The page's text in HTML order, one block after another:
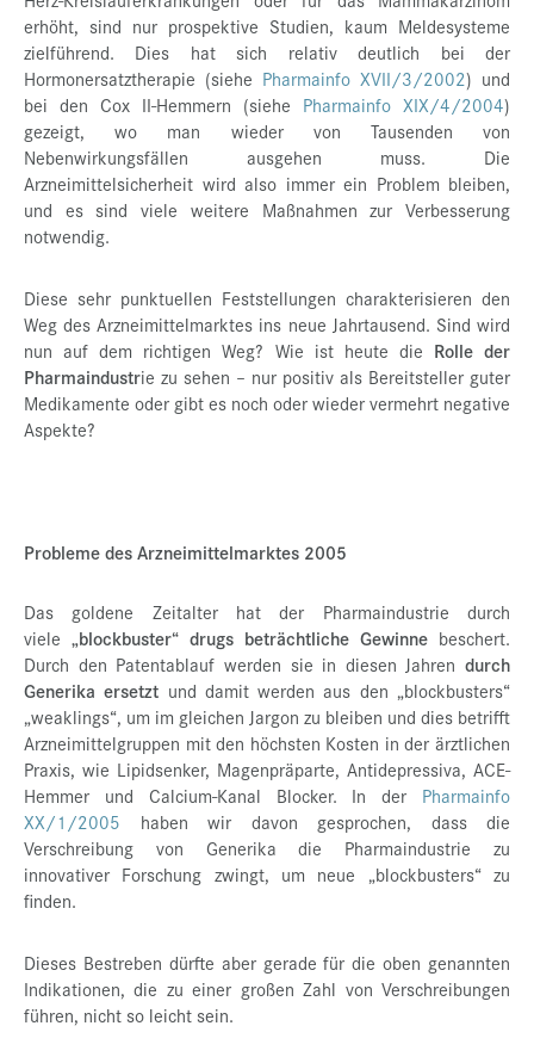
erhöht, sind nur prospektive Studien, kaum Meldesysteme
zielführend. Dies hat sich relativ deutlich bei der
Hormonersatztherapie (siehe Pharmainfo XVII/3/2002) und
bei den Cox II-Hemmern (siehe Pharmainfo XIX/4/2004)
gezeigt, wo man wieder von Tausenden von
Nebenwirkungsfällen ausgehen muss. Die
Arzneimittelsicherheit wird also immer ein Problem bleiben,
und es sind viele weitere Maßnahmen zur Verbesserung
notwendig.
Diese sehr punktuellen Feststellungen charakterisieren den
Weg des Arzneimittelmarktes ins neue Jahrtausend. Sind wird
nun auf dem richtigen Weg? Wie ist heute die Rolle der
Pharmaindustrie zu sehen – nur positiv als Bereitsteller guter
Medikamente oder gibt es noch oder wieder vermehrt negative
Aspekte?
Probleme des Arzneimittelmarktes 2005
Das goldene Zeitalter hat der Pharmaindustrie durch
viele „blockbuster“ drugs beträchtliche Gewinne beschert.
Durch den Patentablauf werden sie in diesen Jahren durch
Generika ersetzt und damit werden aus den „blockbusters“
„weaklings“, um im gleichen Jargon zu bleiben und dies betrifft
Arzneimittelgruppen mit den höchsten Kosten in der ärztlichen
Praxis, wie Lipidsenker, Magenpräparte, Antidepressiva, ACE-
Hemmer und Calcium-Kanal Blocker. In der Pharmainfo
XX/1/2005 haben wir davon gesprochen, dass die
Verschreibung von Generika die Pharmaindustrie zu
innovativer Forschung zwingt, um neue „blockbusters“ zu
finden.
Dieses Bestreben dürfte aber gerade für die oben genannten
Indikationen, die zu einer großen Zahl von Verschreibungen
führen, nicht so leicht sein.